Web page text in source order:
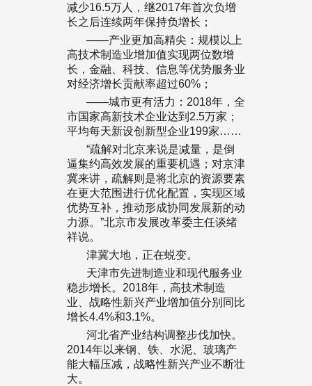
减少16.5万人，继2017年首次负增
长之后连续两年保持负增长；
——产业更加高精尖：规模以上
高技术制造业增加值实现两位数增
长，金融、科技、信息等优势服务业
对经济增长贡献率超过60%；
——城市更有活力：2018年，全
市国家高新技术企业达到2.5万家；
平均每天新设创新型企业199家……
“疏解对北京来说是减量，是倒
逼集约高效发展的重要机遇；对京津
冀来讲，疏解则是将北京的资源要素
在更大范围进行优化配置，实现区域
优势互补，推动形成协同发展新的动
力源。”北京市发展改革委主任谈绪
祥说。
津冀大地，正在蜕变。
天津市先进制造业和现代服务业
稳步增长。2018年，高技术制造
业、战略性新兴产业增加值分别同比
增长4.4%和3.1%。
河北省产业结构调整步伐加快。
2014年以来钢、铁、水泥、玻璃产
能大幅压减，战略性新兴产业不断壮
大。